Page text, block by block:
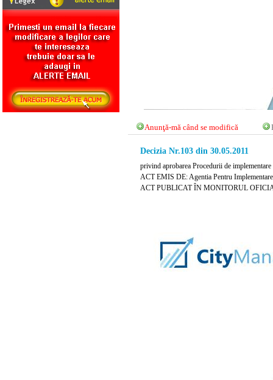
Anunţă-mă când se modifică
Decizia Nr.103 din 30.05.2011
privind aprobarea Procedurii de
ACT EMIS DE: Agentia Pentru
ACT PUBLICAT ÎN MONITORUL